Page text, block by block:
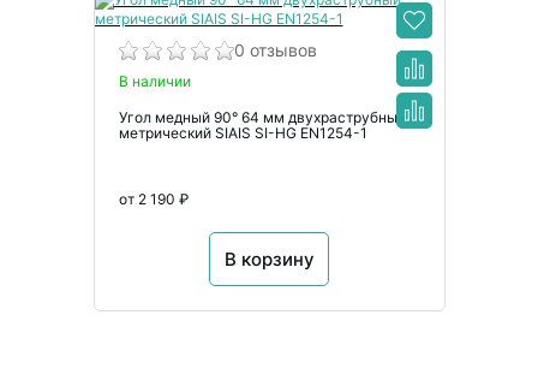
0 отзывов
В наличии
Угол медный 90° 64 мм двухраструбный
метрический SIAIS SI-HG EN1254-1
от 2 190 ₽
В корзину